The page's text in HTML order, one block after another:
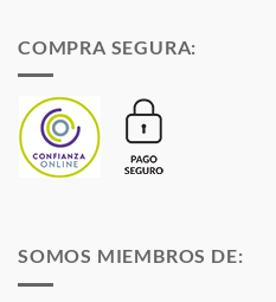
COMPRA SEGURA:
SOMOS MIEMBROS DE: